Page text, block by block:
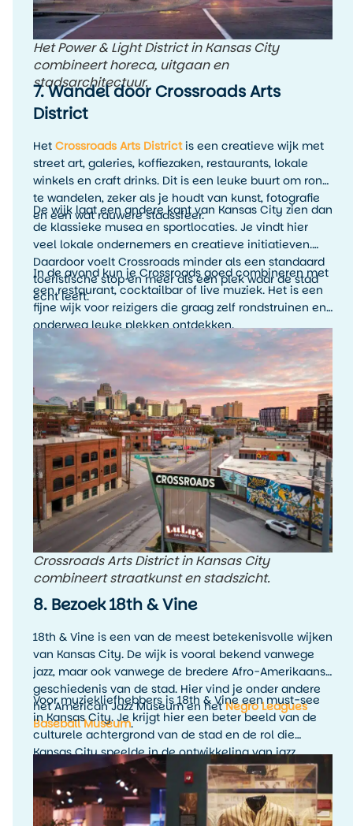
Het Power & Light District in Kansas City
combineert horeca, uitgaan en
stadsarchitectuur.
7. Wandel door Crossroads Arts
District
Het Crossroads Arts Districtis een creatieve wijk met
street art, galeries, koffiezaken, restaurants, lokale
winkels en craft drinks. Dit is een leuke buurt om rond
te wandelen, zeker als je houdt van kunst, fotografie
en een wat rauwere stadssfeer.
De wijk laat een andere kant van Kansas City zien dan
de klassieke musea en sportlocaties. Je vindt hier
veel lokale ondernemers en creatieve initiatieven.
Daardoor voelt Crossroads minder als een standaard
toeristische stop en meer als een plek waar de stad
echt leeft.
In de avond kun je Crossroads goed combineren met
een restaurant, cocktailbar of live muziek. Het is een
fijne wijk voor reizigers die graag zelf rondstruinen en
onderweg leuke plekken ontdekken.
Crossroads Arts District in Kansas City
combineert straatkunst en stadszicht.
8. Bezoek 18th & Vine
18th & Vine is een van de meest betekenisvolle wijken
van Kansas City. De wijk is vooral bekend vanwege
jazz, maar ook vanwege de bredere Afro-Amerikaanse
geschiedenis van de stad. Hier vind je onder andere
het American Jazz Museum en hetNegro Leagues
Baseball Museum.
Voor muziekliefhebbers is 18th & Vine een must-see
in Kansas City. Je krijgt hier een beter beeld van de
culturele achtergrond van de stad en de rol die
Kansas City speelde in de ontwikkeling van jazz.
Combineer een museumbezoek bij voorkeur met live
muziek in de avond, zodat de geschiedenis ook echt
tot leven komt.